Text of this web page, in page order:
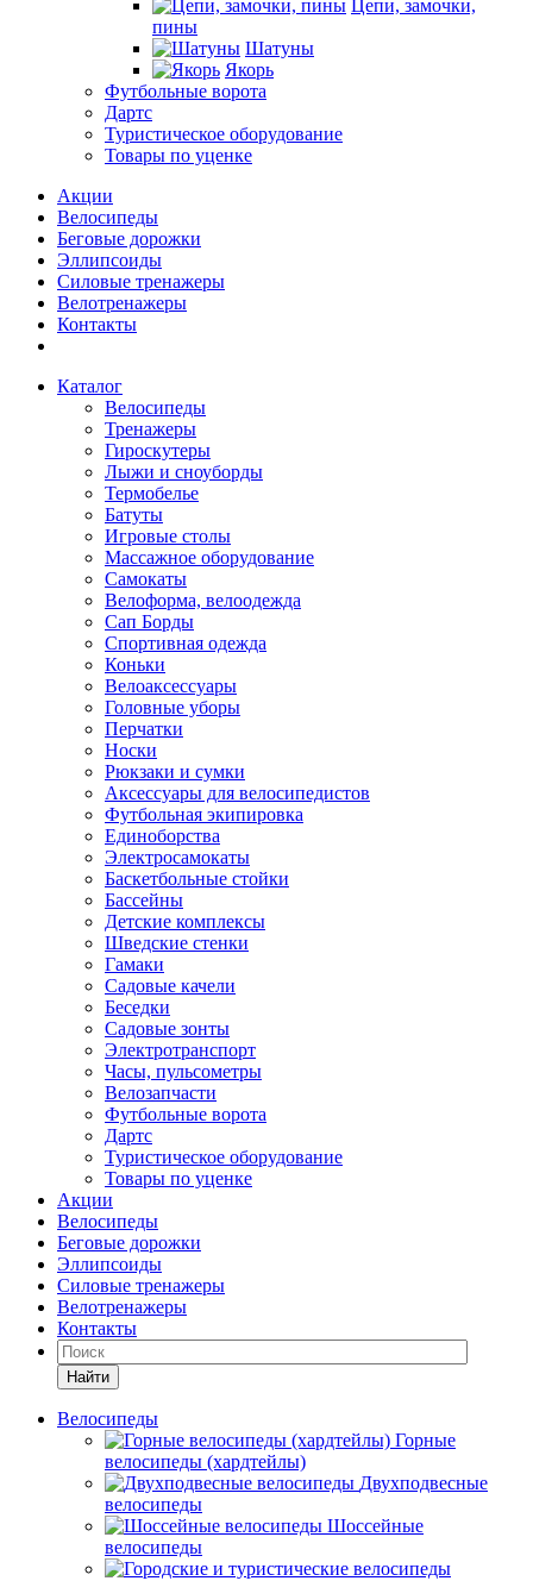
Цепи, замочки,
пины
Шатуны
Якорь
Футбольные ворота
Дартс
Туристическое оборудование
Товары по уценке
Акции
Велосипеды
Беговые дорожки
Эллипсоиды
Силовые тренажеры
Велотренажеры
Контакты
Каталог
Велосипеды
Тренажеры
Гироскутеры
Лыжи и сноуборды
Термобелье
Батуты
Игровые столы
Массажное оборудование
Самокаты
Велоформа, велоодежда
Сап Борды
Спортивная одежда
Коньки
Велоаксессуары
Головные уборы
Перчатки
Носки
Рюкзаки и сумки
Аксессуары для велосипедистов
Футбольная экипировка
Единоборства
Электросамокаты
Баскетбольные стойки
Бассейны
Детские комплексы
Шведские стенки
Гамаки
Садовые качели
Беседки
Садовые зонты
Электротранспорт
Часы, пульсометры
Велозапчасти
Футбольные ворота
Дартс
Туристическое оборудование
Товары по уценке
Акции
Велосипеды
Беговые дорожки
Эллипсоиды
Силовые тренажеры
Велотренажеры
Контакты
Найти
Велосипеды
Горные
велосипеды (хардтейлы)
Двухподвесные
велосипеды
Шоссейные
велосипеды